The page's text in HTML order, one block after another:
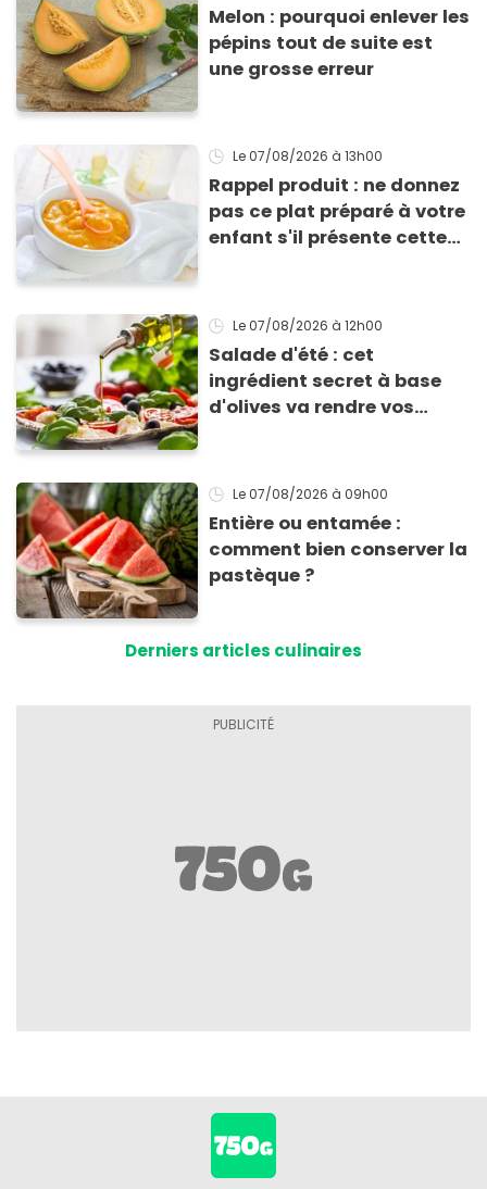
Melon : pourquoi enlever les
pépins tout de suite est
une grosse erreur
Le 07/08/2026 à 13h00
Rappel produit : ne donnez
pas ce plat préparé à votre
enfant s'il présente cette
Le 07/08/2026 à 12h00
Salade d'été : cet
ingrédient secret à base
d'olives va rendre vos
Le 07/08/2026 à 09h00
Entière ou entamée :
comment bien conserver la
pastèque ?
Derniers articles culinaires